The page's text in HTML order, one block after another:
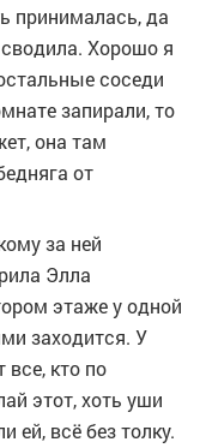
принималась, да
Хорошо я
соседи
запирали, то
она там
от
за ней
Элла
этаже у одной
заходится. У
все, кто по
этот, хоть уши
ей, всё без толку.